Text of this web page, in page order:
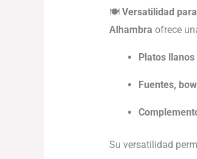
🍽️ Versatilidad
Alhambra ofrece
Platos
Fuentes,
Su versatilidad